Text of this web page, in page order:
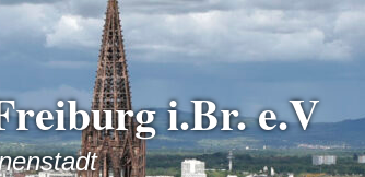
i.Br. e.V